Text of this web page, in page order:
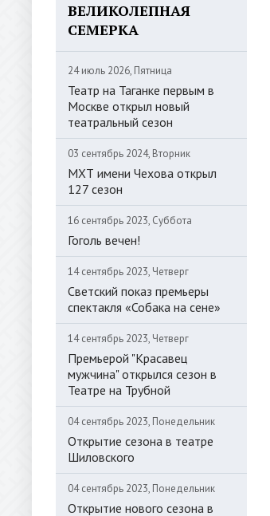
ВЕЛИКОЛЕПНАЯ
СЕМЕРКА
24 июль 2026, Пятница
Театр на Таганке первым в
Москве открыл новый
театральный сезон
03 сентябрь 2024, Вторник
МХТ имени Чехова открыл
127 сезон
16 сентябрь 2023, Суббота
Гоголь вечен!
14 сентябрь 2023, Четверг
Светский показ премьеры
спектакля «Собака на сене»
14 сентябрь 2023, Четверг
Премьерой "Красавец
мужчина" открылся сезон в
Театре на Трубной
04 сентябрь 2023, Понедельник
Открытие сезона в театре
Шиловского
04 сентябрь 2023, Понедельник
Открытие нового сезона в